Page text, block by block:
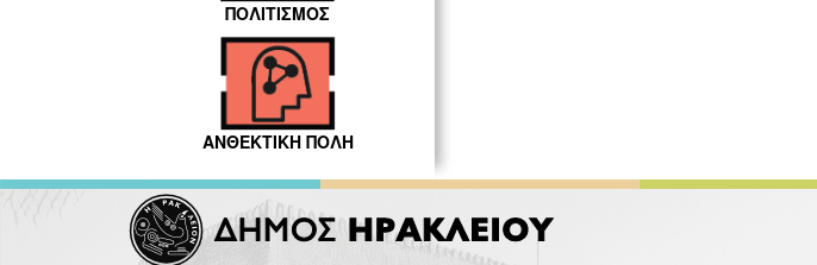
ΠΟΛΙΤΙΣΜΟΣ
ΑΝΘΕΚΤΙΚΗ ΠΟΛΗ